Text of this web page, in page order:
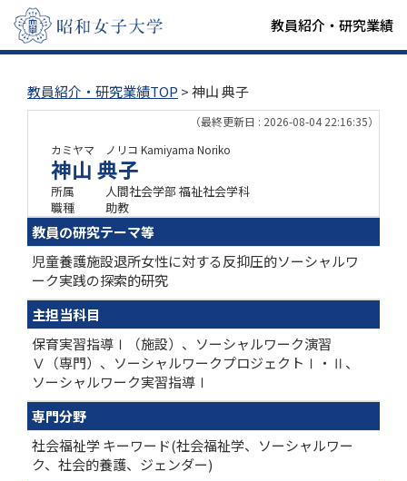
教員紹介・研究業績
教員紹介・研究業績TOP > 神山 典子
（最終更新日 : 2026-08-04 22:16:35）
カミヤマ ノリコ Kamiyama Noriko
神山 典子
所属
人間社会学部 福祉社会学科
職種
助教
教員の研究テーマ等
児童養護施設退所女性に対する反抑圧的ソーシャルワ
ーク実践の探索的研究
主担当科目
保育実習指導Ⅰ（施設）、ソーシャルワーク演習
Ⅴ（専門）、ソーシャルワークプロジェクトⅠ・Ⅱ、
ソーシャルワーク実習指導Ⅰ
専門分野
社会福祉学 キーワード(社会福祉学、ソーシャルワー
ク、社会的養護、ジェンダー)